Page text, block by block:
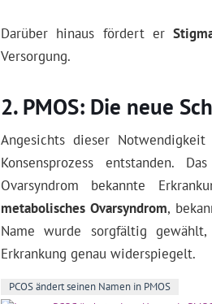
Darüber hinaus fördert er
Versorgung.
PMOS: Die neue
Angesichts dieser
Konsensprozess entstanden.
Ovarsyndrom bekannte
metabolisches Ovarsyndrom,
Name wurde sorgfältig
Erkrankung genau widerspiegelt.
PCOS ändert seinen Namen in PMOS